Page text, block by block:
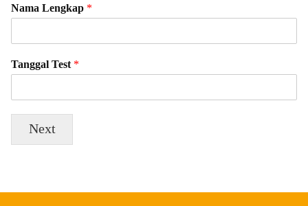
Nama Lengkap *
Tanggal Test *
Next